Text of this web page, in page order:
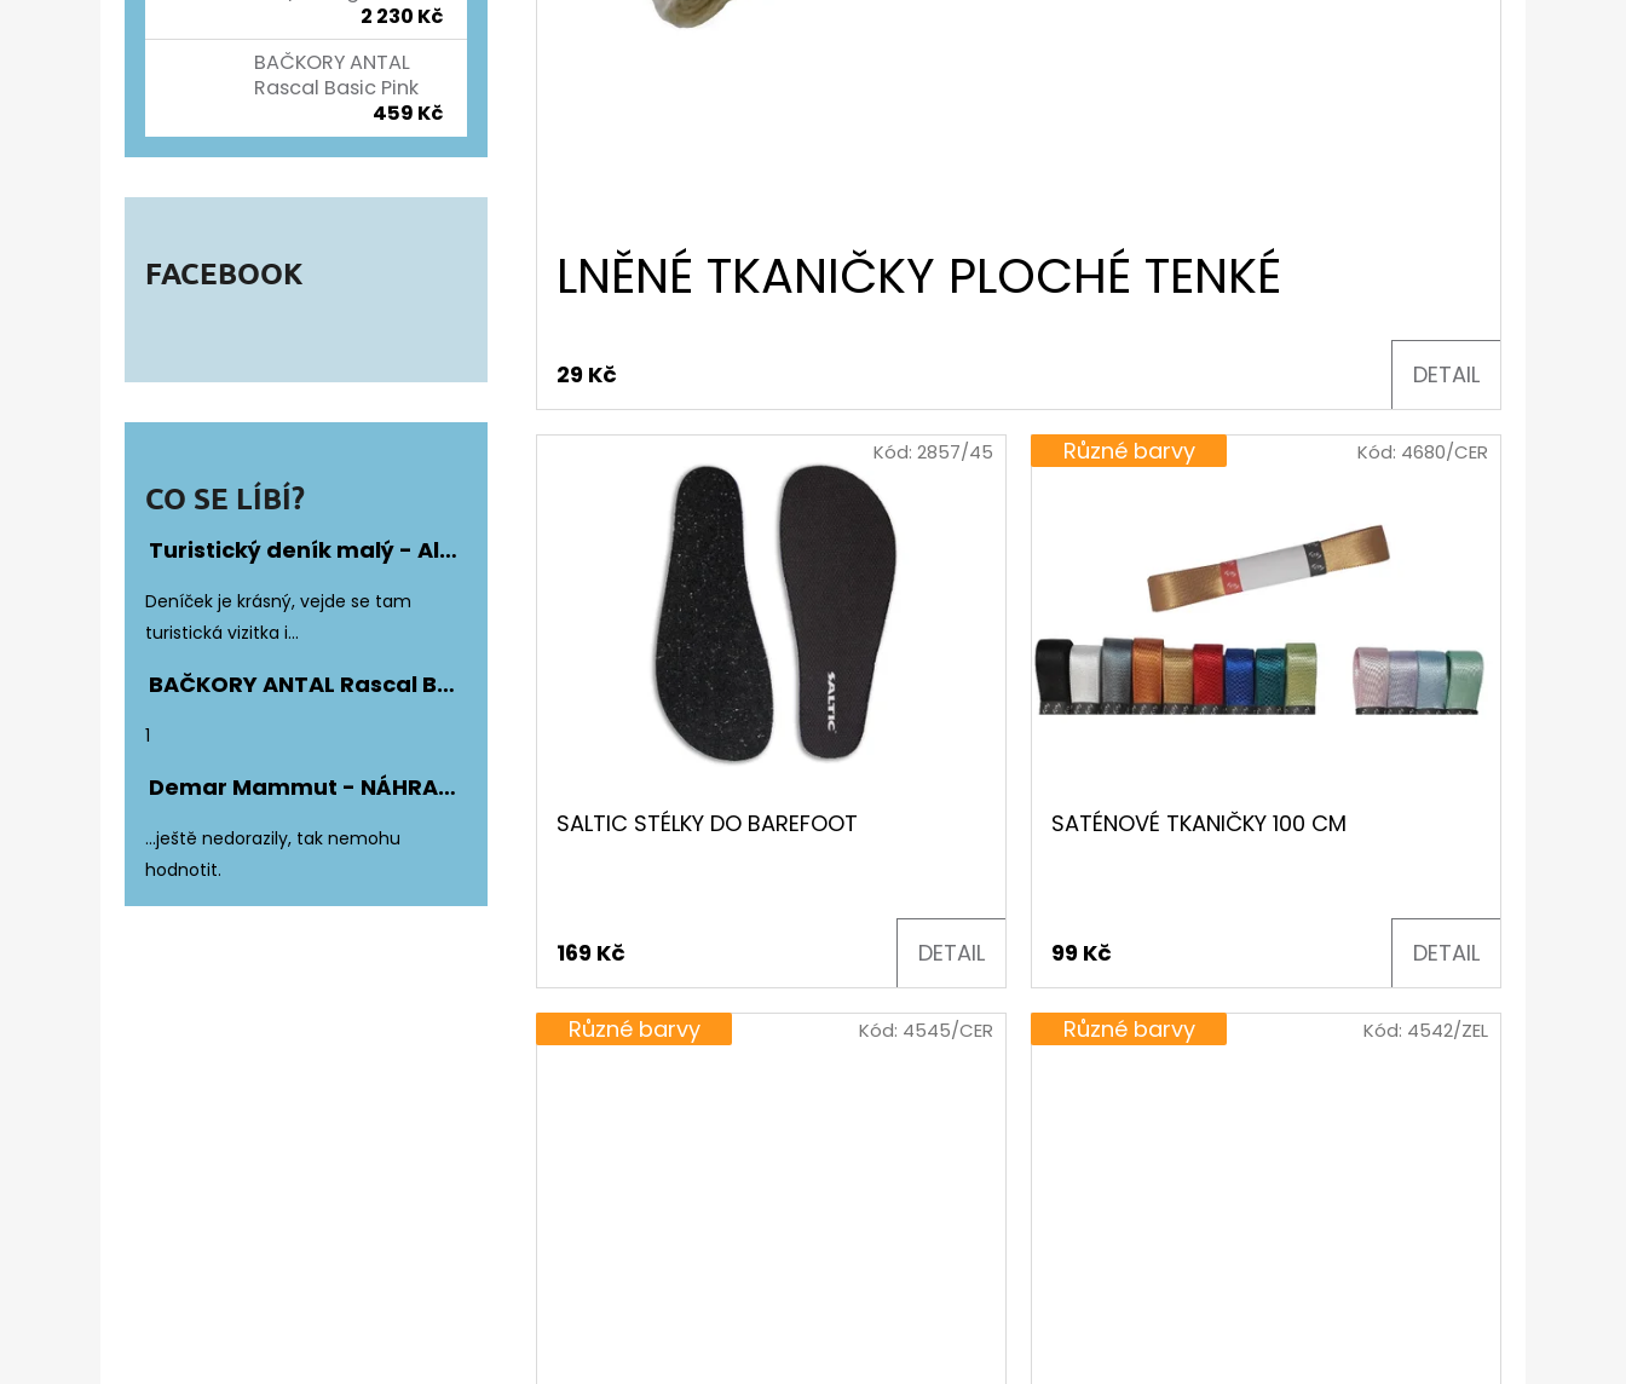
2 230 Kč
BAČKORY ANTAL
Rascal Basic Pink
459 Kč
FACEBOOK
CO SE LÍBÍ?
Turistický deník malý - Album Fotonálepek
Deníček je krásný, vejde se tam
turistická vizitka i...
BAČKORY ANTAL Rascal Basic Black
1
Demar Mammut - NÁHRADNÍ ZATEPLENÍ DO DĚTSKÝCH HOLÍNEK
Hodnocení produktu je 5 z 5 hvězdiček.
...ještě nedorazily, tak nemohu
hodnotit.
LNĚNÉ TKANIČKY PLOCHÉ TENKÉ
29 Kč DETAIL
SALTIC STÉLKY DO BAREFOOT
169 Kč DETAIL
Kód: 2857/45 Různé barvy
SATÉNOVÉ TKANIČKY 100 CM
99 Kč DETAIL
Kód: 4680/CER
Různé barvy Kód: 4545/CER Různé barvy Kód: 4542/ZEL